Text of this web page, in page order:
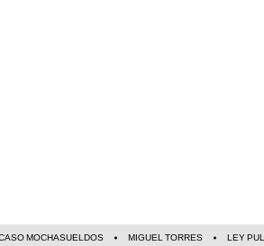
MOCHASUELDOS MIGUEL TORRES LEY